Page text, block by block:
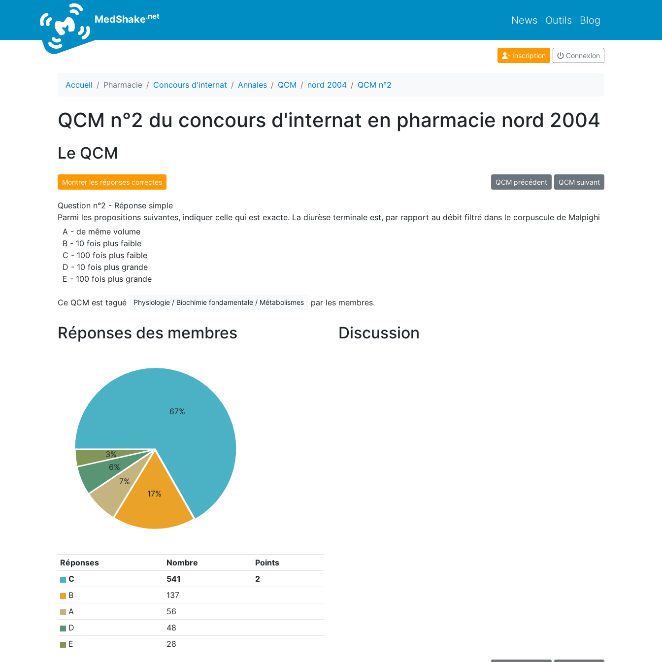
MedShake.net News Outils Blog
Inscription Connexion
Accueil Pharmacie Concours d'internat Annales QCM nord 2004 QCM n°2
QCM n°2 du concours d'internat en pharmacie nord 2004
Le QCM
Montrer les réponses correctes QCM précédent QCM suivant
Question n°2 - Réponse simple
Parmi les propositions suivantes, indiquer celle qui est exacte. La diurèse terminale est, par rapport au débit filtré dans le corpuscule de Malpighi
A - de même volume
B - 10 fois plus faible
C - 100 fois plus faible
D - 10 fois plus grande
E - 100 fois plus grande
Ce QCM est tagué Physiologie / Biochimie fondamentale / Métabolismes par les membres.
Réponses des membres
67%
17%
7%
6%
3%
Réponses Nombre
Points
C
541
2
B
137
A
56
D
48
E
28
Discussion